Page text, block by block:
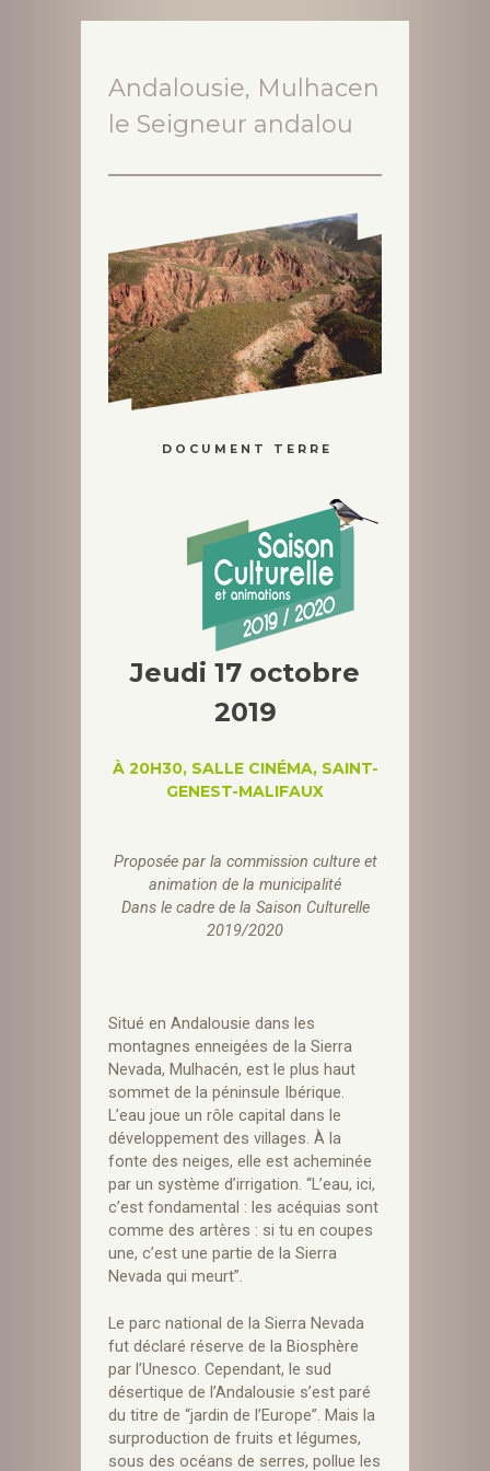
Andalousie, Mulhacen
le Seigneur andalou
D O C U M E N T T E R R E
Jeudi 17 octobre
2019
À 20H30, SALLE CINÉMA, SAINT-
GENEST-MALIFAUX
Proposée par la commission culture et
animation de la municipalité
Dans le cadre de la Saison Culturelle
2019/2020
Situé en Andalousie dans les
montagnes enneigées de la Sierra
Nevada, Mulhacén, est le plus haut
sommet de la péninsule Ibérique.
L’eau joue un rôle capital dans le
développement des villages. À la
fonte des neiges, elle est acheminée
par un système d’irrigation. “L’eau, ici,
c’est fondamental : les acéquias sont
comme des artères : si tu en coupes
une, c’est une partie de la Sierra
Nevada qui meurt”.
Le parc national de la Sierra Nevada
fut déclaré réserve de la Biosphère
par l’Unesco. Cependant, le sud
désertique de l’Andalousie s’est paré
du titre de “jardin de l’Europe”. Mais la
surproduction de fruits et légumes,
sous des océans de serres, pollue les